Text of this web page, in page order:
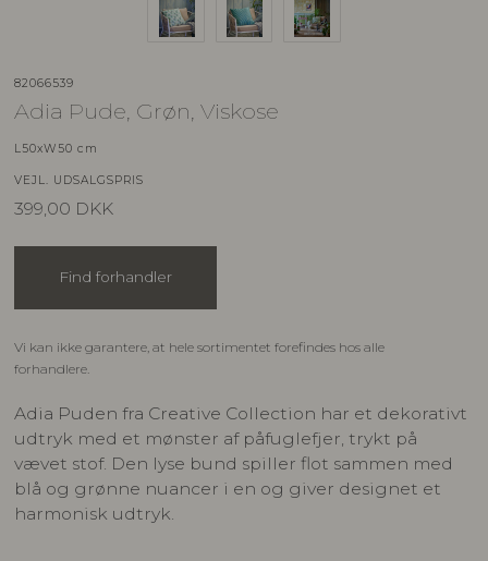
82066539
Adia Pude, Grøn, Viskose
L50xW50 cm
VEJL. UDSALGSPRIS
399,00 DKK
Find forhandler
Vi kan ikke garantere, at hele sortimentet forefindes hos alle
forhandlere.
Adia Puden fra Creative Collection har et dekorativt
udtryk med et mønster af påfuglefjer, trykt på
vævet stof. Den lyse bund spiller flot sammen med
blå og grønne nuancer i en og giver designet et
harmonisk udtryk.